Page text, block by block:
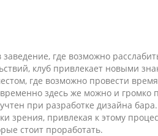
где возможно
клуб привлекает новыми
где возможно провести
здесь же можно и громко
при разработке дизайна
зрения, привлекая к этому
стоит проработать.